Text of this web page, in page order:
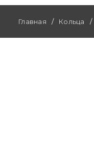
Главная / Кольца /